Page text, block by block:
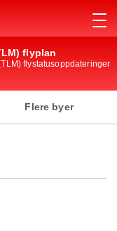
flyplan
flystatusoppdateringer
Flere byer